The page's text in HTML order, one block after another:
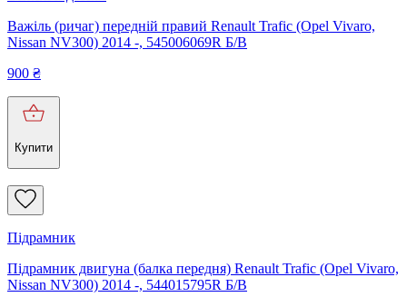
Важіль (ричаг) передній правий Renault Trafic (Opel Vivaro,
Nissan NV300) 2014 -, 545006069R Б/В
900 ₴
Купити
Підрамник
Підрамник двигуна (балка передня) Renault Trafic (Opel Vivaro,
Nissan NV300) 2014 -, 544015795R Б/В